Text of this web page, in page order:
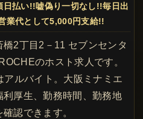
払い!!嘘偽り一切なし!!毎日出
業代として5,000円支給!!
2丁目2－11 セブンセンタ
のホスト求人です。
ルバイト。大阪ミナミエ
利厚生、勤務時間、勤務地
認できます。